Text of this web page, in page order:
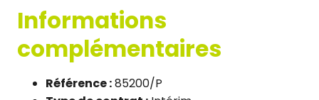
Informations
complémentaires
Référence :85200/P